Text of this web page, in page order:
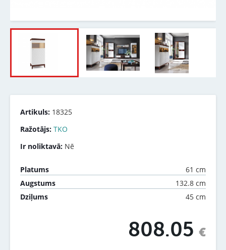
Artikuls: 18325
Ražotājs: TKO
Ir noliktavā: Nē
Platums
61 cm
Augstums
132.8 cm
Dziļums
45 cm
808.05 €